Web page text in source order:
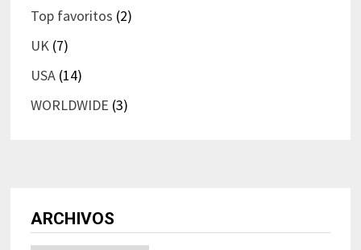
Top favoritos (2)
UK(7)
USA(14)
WORLDWIDE (3)
ARCHIVOS